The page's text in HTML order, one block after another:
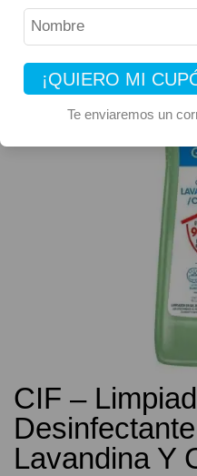
¡QUIERO MI
Te enviaremos un
9% OFF
CIF –
Lavandina Y